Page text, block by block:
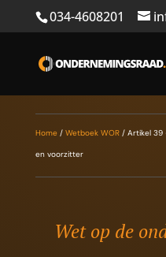
034-4608201
Home/ Wetboek WOR/ Artikel 39
en voorzitter
Wet op de